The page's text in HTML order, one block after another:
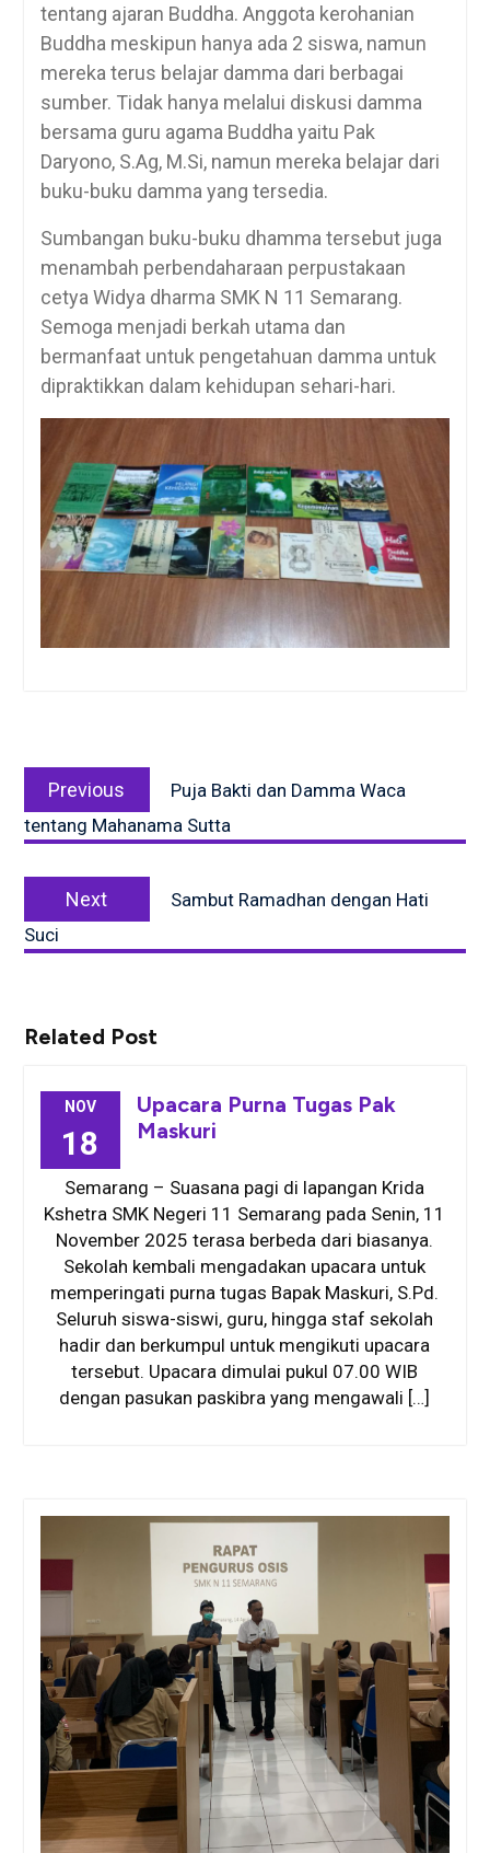
tentang ajaran Buddha. Anggota kerohanian
Buddha meskipun hanya ada 2 siswa, namun
mereka terus belajar damma dari berbagai
sumber. Tidak hanya melalui diskusi damma
bersama guru agama Buddha yaitu Pak
Daryono, S.Ag, M.Si, namun mereka belajar dari
buku-buku damma yang tersedia.
Sumbangan buku-buku dhamma tersebut juga
menambah perbendaharaan perpustakaan
cetya Widya dharma SMK N 11 Semarang.
Semoga menjadi berkah utama dan
bermanfaat untuk pengetahuan damma untuk
dipraktikkan dalam kehidupan sehari-hari.
navigation
Previous
post:
Puja Bakti dan Damma Waca
tentang Mahanama Sutta
Next
post:
Sambut Ramadhan dengan Hati
Suci
Related Post
NOV
18
Upacara Purna Tugas Pak
Maskuri
Semarang – Suasana pagi di lapangan Krida
Kshetra SMK Negeri 11 Semarang pada Senin, 11
November 2025 terasa berbeda dari biasanya.
Sekolah kembali mengadakan upacara untuk
memperingati purna tugas Bapak Maskuri, S.Pd.
Seluruh siswa-siswi, guru, hingga staf sekolah
hadir dan berkumpul untuk mengikuti upacara
tersebut. Upacara dimulai pukul 07.00 WIB
dengan pasukan paskibra yang mengawali […]